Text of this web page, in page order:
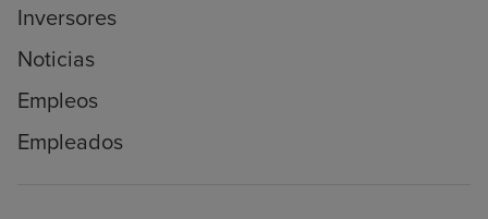
Inversores
Noticias
Empleos
Empleados